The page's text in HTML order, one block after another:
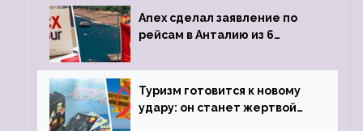
Anex сделал заявление по
рейсам в Анталию из 6
Туризм готовится к новому
удару: он станет жертвой